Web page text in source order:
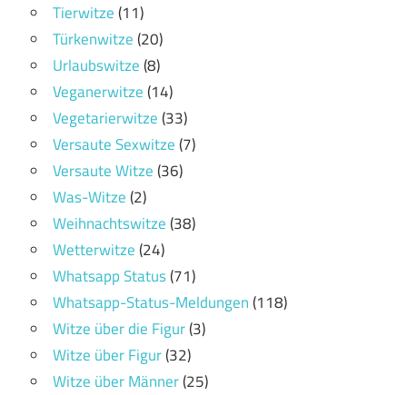
Tierwitze(11)
Türkenwitze(20)
Urlaubswitze(8)
Veganerwitze(14)
Vegetarierwitze(33)
Versaute Sexwitze(7)
Versaute Witze(36)
Was-Witze(2)
Weihnachtswitze(38)
Wetterwitze(24)
Whatsapp Status(71)
Whatsapp-Status-Meldungen(118)
Witze über die Figur(3)
Witze über Figur(32)
Witze über Männer(25)